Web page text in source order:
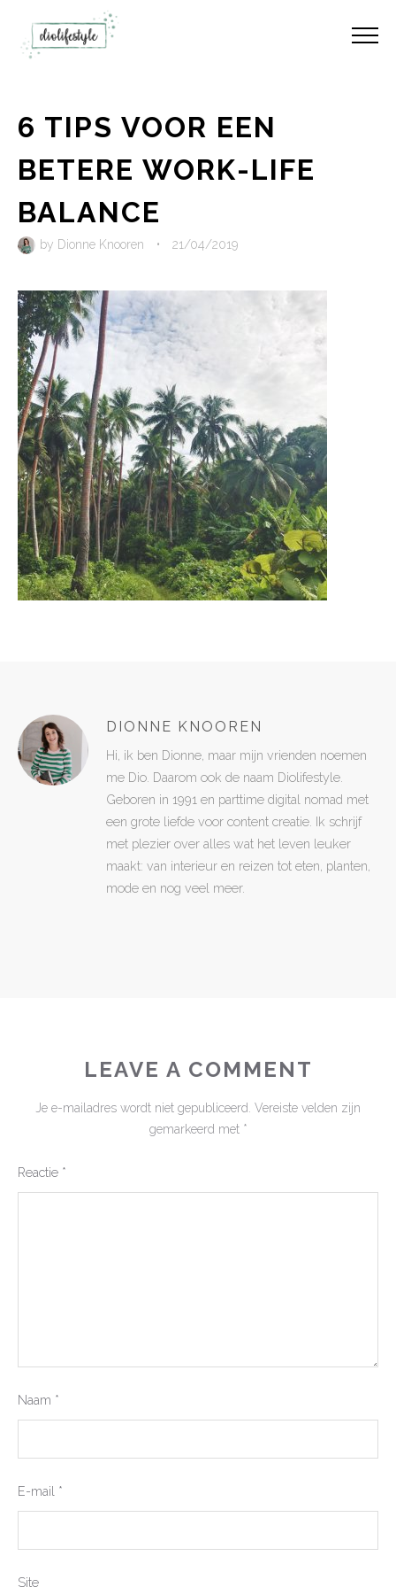
6 TIPS VOOR EEN
BETERE WORK-LIFE
BALANCE
by Dionne Knooren • 21/04/2019
DIONNE KNOOREN
Hi, ik ben Dionne, maar mijn vrienden noemen
me Dio. Daarom ook de naam Diolifestyle.
Geboren in 1991 en parttime digital nomad met
een grote liefde voor content creatie. Ik schrijf
met plezier over alles wat het leven leuker
maakt: van interieur en reizen tot eten, planten,
mode en nog veel meer.
LEAVE A COMMENT
Je e-mailadres wordt niet gepubliceerd. Vereiste velden zijn
gemarkeerd met *
Reactie *
Naam *
E-mail *
Site